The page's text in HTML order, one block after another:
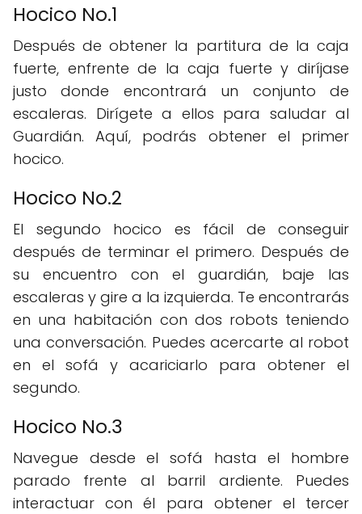
Hocico No.1
Después de obtener la partitura de la caja
fuerte, enfrente de la caja fuerte y diríjase
justo donde encontrará un conjunto de
escaleras. Dirígete a ellos para saludar al
Guardián. Aquí, podrás obtener el primer
hocico.
Hocico No.2
El segundo hocico es fácil de conseguir
después de terminar el primero. Después de
su encuentro con el guardián, baje las
escaleras y gire a la izquierda. Te encontrarás
en una habitación con dos robots teniendo
una conversación. Puedes acercarte al robot
en el sofá y acariciarlo para obtener el
segundo.
Hocico No.3
Navegue desde el sofá hasta el hombre
parado frente al barril ardiente. Puedes
interactuar con él para obtener el tercer